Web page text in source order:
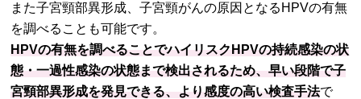
また子宮頸部異形成、子宮頸がんの原因となるHPVの有無
を調べることも可能です。
HPVの有無を調べることでハイリスクHPVの持続感染の状
態・一過性感染の状態まで検出されるため、早い段階で子
宮頸部異形成を発見できる、より感度の高い検査手法で